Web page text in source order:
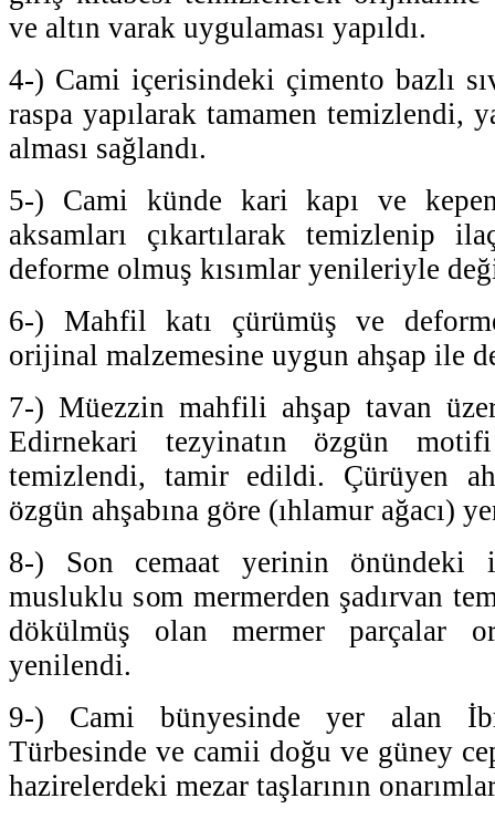
ve altın varak uygulaması yapıldı.
4-) Cami içerisindeki çimento bazlı
raspa yapılarak tamamen temizlendi,
alması sağlandı.
5-) Cami künde kari kapı ve
aksamları çıkartılarak temizlenip
deforme olmuş kısımlar yenileriyle
6-) Mahfil katı çürümüş ve deforme
orijinal malzemesine uygun ahşap ile
7-) Müezzin mahfili ahşap tavan
Edirnekari tezyinatın özgün motifi
temizlendi, tamir edildi. Çürüyen
özgün ahşabına göre (ıhlamur ağacı)
8-) Son cemaat yerinin
musluklu som mermerden şadırvan
dökülmüş olan mermer parçalar
yenilendi.
9-) Cami bünyesinde yer alan
Türbesinde ve camii doğu ve güney
hazirelerdeki mezar taşlarının